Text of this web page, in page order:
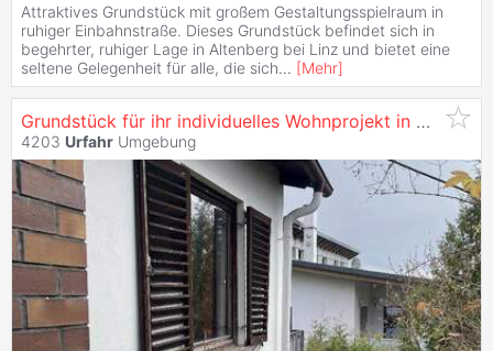
Attraktives Grundstück mit großem Gestaltungsspielraum in
ruhiger Einbahnstraße. Dieses Grundstück befindet sich in
begehrter, ruhiger Lage in Altenberg bei Linz und bietet eine
seltene Gelegenheit für alle, die sich... [Mehr]
Grundstück für ihr individuelles Wohnprojekt in Altenberg bei Linz!
4203 Urfahr Umgebung